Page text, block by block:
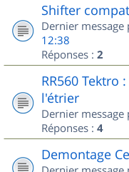
Shifter
Dernier message
12:38
Réponses : 2
RR560 Tektro
l'étrier
Dernier message
Réponses : 4
Demontage